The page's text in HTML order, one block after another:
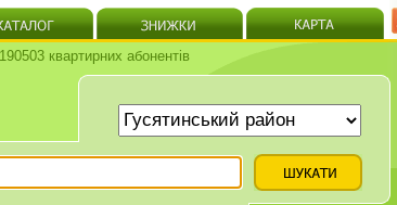
квартирних абонентів